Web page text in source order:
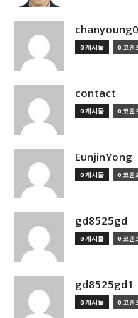
0 게시물 0 코멘
contact
0 게시물 0 코멘
EunjinYong
0 게시물 0 코멘
gd8525gd
0 게시물 0 코멘
gd8525gd1
0 게시물 0 코멘